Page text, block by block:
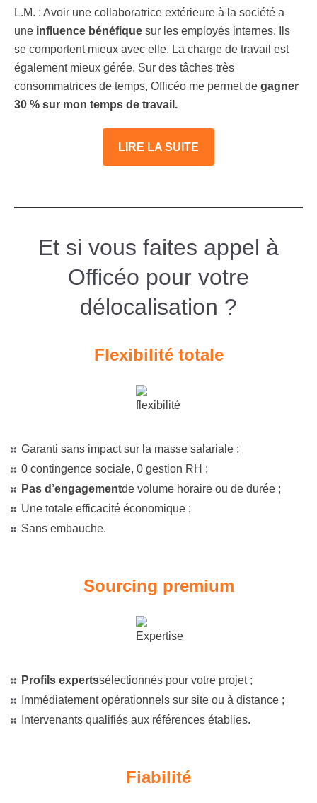
L.M. : Avoir une collaboratrice extérieure à la société a
une influence bénéfique sur les employés internes. Ils
se comportent mieux avec elle. La charge de travail est
également mieux gérée. Sur des tâches très
consommatrices de temps, Officéo me permet de gagner
30 % sur mon temps de travail.
LIRE LA SUITE
Et si vous faites appel à
Officéo pour votre
délocalisation ?
Flexibilité totale
Garanti sans impact sur la masse salariale ;
0 contingence sociale, 0 gestion RH ;
Pas d’engagementde volume horaire ou de durée ;
Une totale efficacité économique ;
Sans embauche.
Sourcing premium
Profils expertssélectionnés pour votre projet ;
Immédiatement opérationnels sur site ou à distance ;
Intervenants qualifiés aux références établies.
Fiabilité